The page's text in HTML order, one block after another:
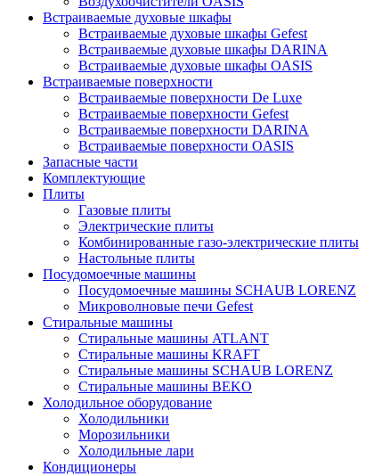
Встраиваемые духовые шкафы
Встраиваемые духовые шкафы Gefest
Встраиваемые духовые шкафы DARINA
Встраиваемые духовые шкафы OASIS
Встраиваемые поверхности
Встраиваемые поверхности De Luxe
Встраиваемые поверхности Gefest
Встраиваемые поверхности DARINA
Встраиваемые поверхности OASIS
Запасные части
Комплектующие
Плиты
Газовые плиты
Электрические плиты
Комбинированные газо-электрические плиты
Настольные плиты
Посудомоечные машины
Посудомоечные машины SCHAUB LORENZ
Микроволновые печи Gefest
Стиральные машины
Стиральные машины ATLANT
Стиральные машины KRAFT
Стиральные машины SCHAUB LORENZ
Стиральные машины BEKO
Холодильное оборудование
Холодильники
Морозильники
Холодильные лари
Кондиционеры